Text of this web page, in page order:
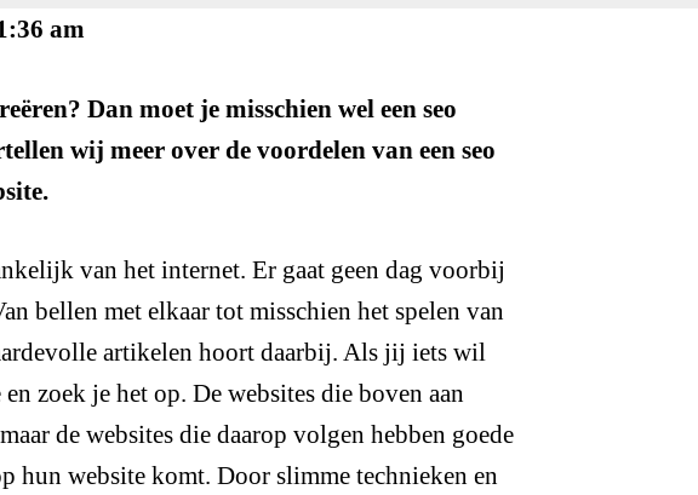
am
Dan moet je misschien wel een seo
wij meer over de voordelen van een seo
van het internet. Er gaat geen dag voorbij
bellen met elkaar tot misschien het spelen van
artikelen hoort daarbij. Als jij iets wil
zoek je het op. De websites die boven aan
de websites die daarop volgen hebben goede
hun website komt. Door slimme technieken en